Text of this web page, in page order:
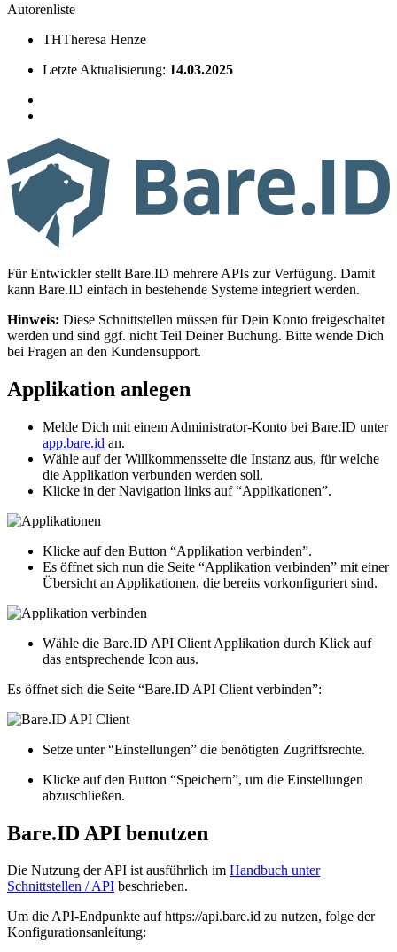
Autorenliste
THTheresa Henze
Letzte Aktualisierung: 14.03.2025
Für Entwickler stellt Bare.ID mehrere APIs zur Verfügung. Damit
kann Bare.ID einfach in bestehende Systeme integriert werden.
Hinweis: Diese Schnittstellen müssen für Dein Konto freigeschaltet
werden und sind ggf. nicht Teil Deiner Buchung. Bitte wende Dich
bei Fragen an den Kundensupport.
Applikation anlegen
Melde Dich mit einem Administrator-Konto bei Bare.ID unter
app.bare.id an.
Wähle auf der Willkommensseite die Instanz aus, für welche
die Applikation verbunden werden soll.
Klicke in der Navigation links auf “Applikationen”.
Klicke auf den Button “Applikation verbinden”.
Es öffnet sich nun die Seite “Applikation verbinden” mit einer
Übersicht an Applikationen, die bereits vorkonfiguriert sind.
Wähle die Bare.ID API Client Applikation durch Klick auf
das entsprechende Icon aus.
Es öffnet sich die Seite “Bare.ID API Client verbinden”:
Setze unter “Einstellungen” die benötigten Zugriffsrechte.
Klicke auf den Button “Speichern”, um die Einstellungen
abzuschließen.
Bare.ID API benutzen
Die Nutzung der API ist ausführlich im Handbuch unter
Schnittstellen / API beschrieben.
Um die API-Endpunkte auf https://api.bare.id zu nutzen, folge der
Konfigurationsanleitung: